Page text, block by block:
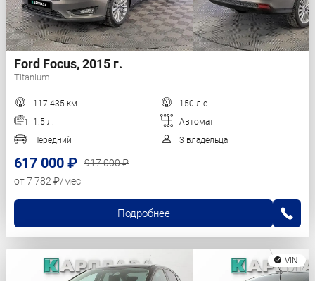
Ford Focus, 2015 г.
Titanium
117 435 км
150 л.с.
1.5 л.
Автомат
Передний
3 владельца
617 000 ₽
917 000 ₽
от 7 782 ₽/мес
Подробнее
VIN